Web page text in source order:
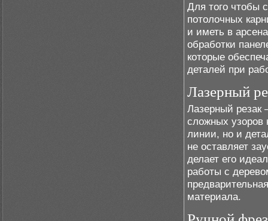
Для того чтобы
потолочных
и иметь в
обработки
которые
деталей при
Лазерный
Лазерный резак
сложных узоров
линии, но и
не оставляет
делает его
работы с
материала.